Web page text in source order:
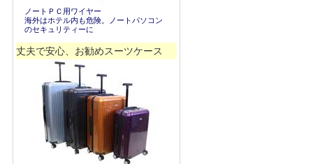
ノートＰＣ用ワイヤー
海外はホテル内も危険。ノートパソコン
のセキュリティーに
丈夫で安心、お勧めスーツケース